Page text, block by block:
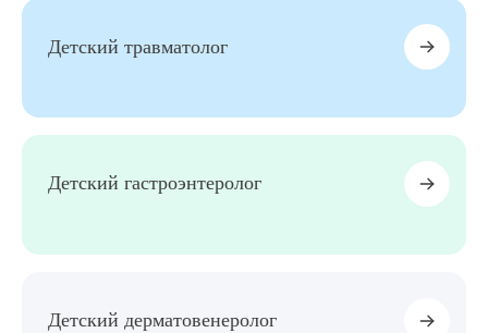
Детский травматолог
Детский гастроэнтеролог
Детский дерматовенеролог
Выберите сопутствующую услугу